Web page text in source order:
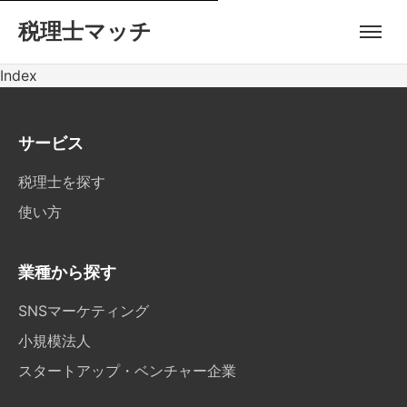
税理士マッチ
Index
サービス
税理士を探す
使い方
業種から探す
SNSマーケティング
小規模法人
スタートアップ・ベンチャー企業